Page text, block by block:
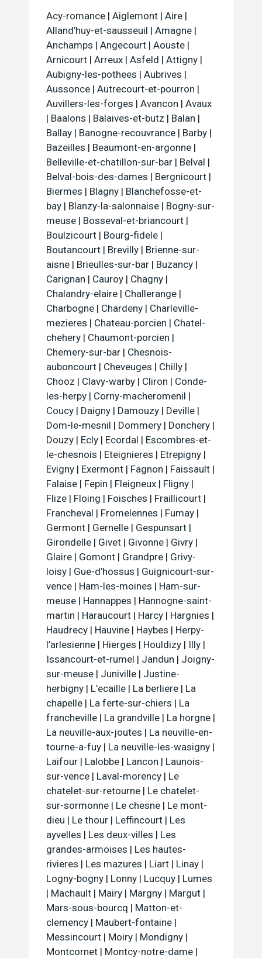
Acy-romance | Aiglemont | Aire |
Alland’huy-et-sausseuil | Amagne |
Anchamps | Angecourt | Aouste |
Arnicourt | Arreux | Asfeld | Attigny |
Aubigny-les-pothees | Aubrives |
Aussonce | Autrecourt-et-pourron |
Auvillers-les-forges | Avancon | Avaux
| Baalons | Balaives-et-butz | Balan |
Ballay | Banogne-recouvrance | Barby |
Bazeilles | Beaumont-en-argonne |
Belleville-et-chatillon-sur-bar | Belval |
Belval-bois-des-dames | Bergnicourt |
Biermes | Blagny | Blanchefosse-et-
bay | Blanzy-la-salonnaise | Bogny-sur-
meuse | Bosseval-et-briancourt |
Boulzicourt | Bourg-fidele |
Boutancourt | Brevilly | Brienne-sur-
aisne | Brieulles-sur-bar | Buzancy |
Carignan | Cauroy | Chagny |
Chalandry-elaire | Challerange |
Charbogne | Chardeny | Charleville-
mezieres | Chateau-porcien | Chatel-
chehery | Chaumont-porcien |
Chemery-sur-bar | Chesnois-
auboncourt | Cheveuges | Chilly |
Chooz | Clavy-warby | Cliron | Conde-
les-herpy | Corny-macheromenil |
Coucy | Daigny | Damouzy | Deville |
Dom-le-mesnil | Dommery | Donchery |
Douzy | Ecly | Ecordal | Escombres-et-
le-chesnois | Eteignieres | Etrepigny |
Evigny | Exermont | Fagnon | Faissault |
Falaise | Fepin | Fleigneux | Fligny |
Flize | Floing | Foisches | Fraillicourt |
Francheval | Fromelennes | Fumay |
Germont | Gernelle | Gespunsart |
Girondelle | Givet | Givonne | Givry |
Glaire | Gomont | Grandpre | Grivy-
loisy | Gue-d’hossus | Guignicourt-sur-
vence | Ham-les-moines | Ham-sur-
meuse | Hannappes | Hannogne-saint-
martin | Haraucourt | Harcy | Hargnies |
Haudrecy | Hauvine | Haybes | Herpy-
l’arlesienne | Hierges | Houldizy | Illy |
Issancourt-et-rumel | Jandun | Joigny-
sur-meuse | Juniville | Justine-
herbigny | L’ecaille | La berliere | La
chapelle | La ferte-sur-chiers | La
francheville | La grandville | La horgne |
La neuville-aux-joutes | La neuville-en-
tourne-a-fuy | La neuville-les-wasigny |
Laifour | Lalobbe | Lancon | Launois-
sur-vence | Laval-morency | Le
chatelet-sur-retourne | Le chatelet-
sur-sormonne | Le chesne | Le mont-
dieu | Le thour | Leffincourt | Les
ayvelles | Les deux-villes | Les
grandes-armoises | Les hautes-
rivieres | Les mazures | Liart | Linay |
Logny-bogny | Lonny | Lucquy | Lumes
| Machault | Mairy | Margny | Margut |
Mars-sous-bourcq | Matton-et-
clemency | Maubert-fontaine |
Messincourt | Moiry | Mondigny |
Montcornet | Montcy-notre-dame |